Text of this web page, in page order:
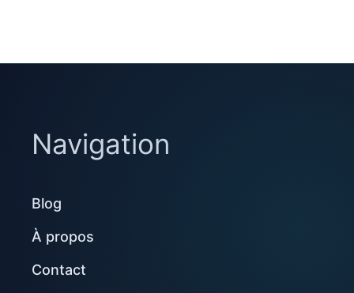
Navigation
Blog
À propos
Contact